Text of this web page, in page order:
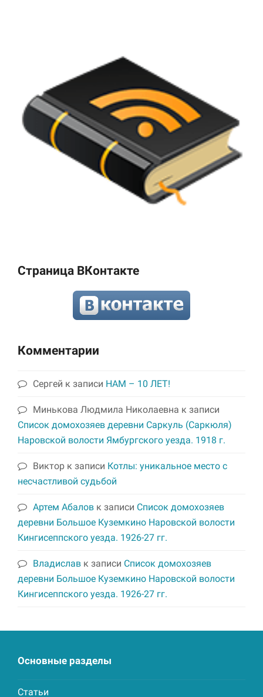
Страница ВКонтакте
Комментарии
Сергей к записи НАМ – 10 ЛЕТ!
Минькова Людмила Николаевна к записи
Список домохозяев деревни Саркуль (Саркюля)
Наровской волости Ямбургского уезда. 1918 г.
Виктор к записи Котлы: уникальное место с
несчастливой судьбой
Артем Абалов к записи Список домохозяев
деревни Большое Куземкино Наровской волости
Кингисеппского уезда. 1926-27 гг.
Владислав к записи Список домохозяев
деревни Большое Куземкино Наровской волости
Кингисеппского уезда. 1926-27 гг.
Основные разделы
Статьи